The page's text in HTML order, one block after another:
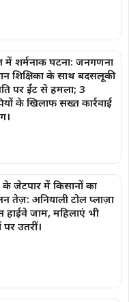
में शर्मनाक घटना: जनगणना
शिक्षिका के साथ बदसलूकी
पर ईंट से हमला; 3
के खिलाफ सख्त कार्रवाई
के जेटपार में किसानों का
तेज़: अनियाली टोल प्लाज़ा
हाईवे जाम, महिलाएं भी
उतरीं।